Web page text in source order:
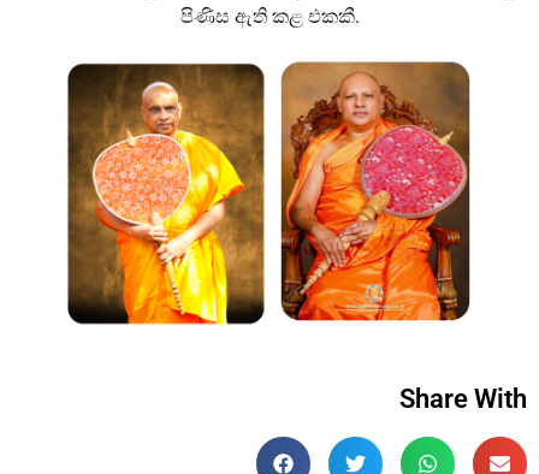
පිණිස ඇති කළ එකකී.
Share With